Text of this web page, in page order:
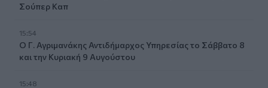
Σούπερ Καπ
15:54
Ο Γ. Αγριμανάκης Αντιδήμαρχος Υπηρεσίας το Σάββατο 8
και την Κυριακή 9 Αυγούστου
15:48